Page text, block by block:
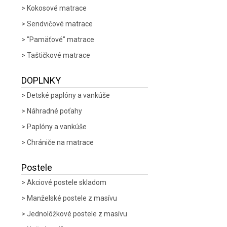
Kokosové matrace
Sendvičové matrace
"Pamäťové" matrace
Taštičkové matrace
DOPLNKY
Detské paplóny a vankúše
Náhradné poťahy
Paplóny a vankúše
Chrániče na matrace
Postele
Akciové postele skladom
Manželské postele z masívu
Jednolôžkové postele z masívu